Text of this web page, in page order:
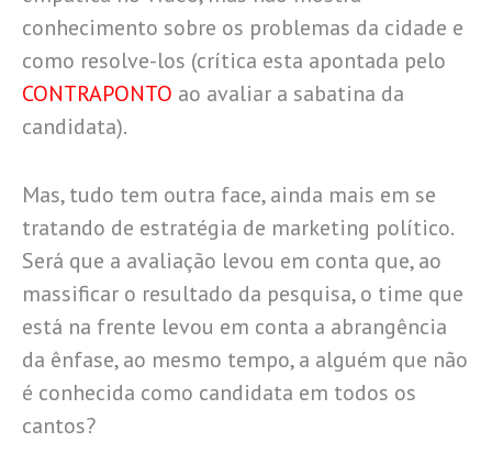
conhecimento sobre os problemas da cidade e
como resolve-los (crítica esta apontada pelo
CONTRAPONTO ao avaliar a sabatina da
candidata).
Mas, tudo tem outra face, ainda mais em se
tratando de estratégia de marketing político.
Será que a avaliação levou em conta que, ao
massificar o resultado da pesquisa, o time que
está na frente levou em conta a abrangência
da ênfase, ao mesmo tempo, a alguém que não
é conhecida como candidata em todos os
cantos?